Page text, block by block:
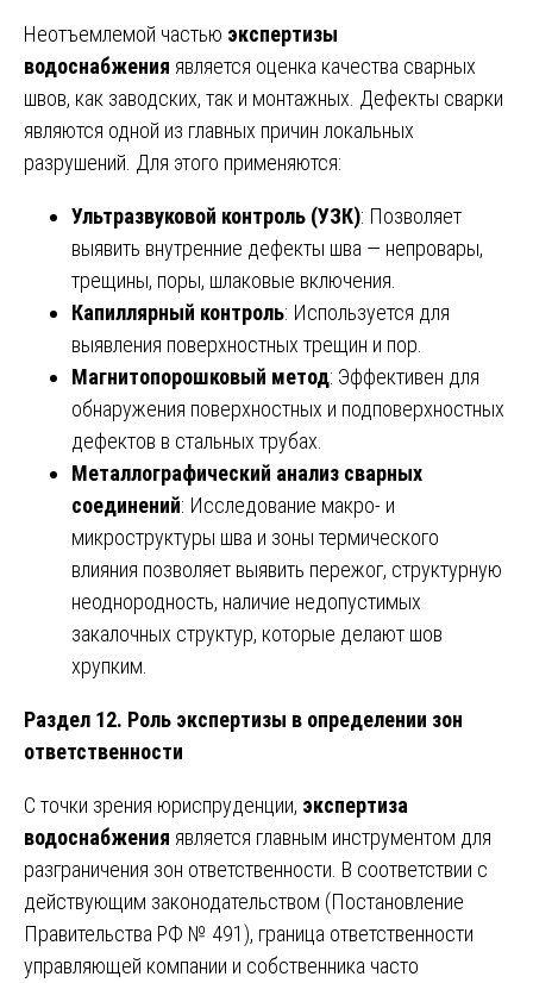
Неотъемлемой частью экспертизы
водоснабжения является оценка качества сварных
швов, как заводских, так и монтажных. Дефекты сварки
являются одной из главных причин локальных
разрушений. Для этого применяются:
Ультразвуковой контроль (УЗК): Позволяет
выявить внутренние дефекты шва — непровары,
трещины, поры, шлаковые включения.
Капиллярный контроль: Используется для
выявления поверхностных трещин и пор.
Магнитопорошковый метод: Эффективен для
обнаружения поверхностных и подповерхностных
дефектов в стальных трубах.
Металлографический анализ сварных
соединений: Исследование макро- и
микроструктуры шва и зоны термического
влияния позволяет выявить пережог, структурную
неоднородность, наличие недопустимых
закалочных структур, которые делают шов
хрупким.
Раздел 12. Роль экспертизы в определении зон
ответственности
С точки зрения юриспруденции, экспертиза
водоснабжения является главным инструментом для
разграничения зон ответственности. В соответствии с
действующим законодательством (Постановление
Правительства РФ № 491), граница ответственности
управляющей компании и собственника часто